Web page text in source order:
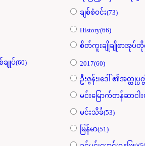
ချစ်စံဝင်း(73)
History(66)
စိတ်ကူးချိုချိုစာအုပ်တို
ချုပ်(60) 2017(60)
ဦးဇွန်း၊ဒေါ် ၏အတ္ထုပ္ပတ္
မင်းမြောက်တန်ဆာငါးပ
မင်းသိင်္ခ(53)
မြန်မာ(51)